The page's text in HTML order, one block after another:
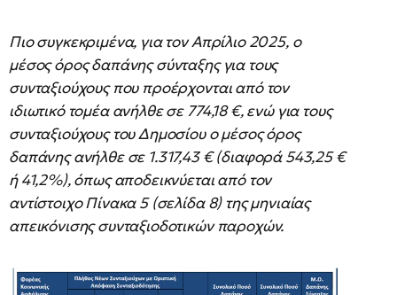
Πιο συγκεκριμένα, για τον Απρίλιο 2025, ο
μέσος όρος δαπάνης σύνταξης για τους
συνταξιούχους που προέρχονται από τον
ιδιωτικό τομέα ανήλθε σε 774,18 €, ενώ για τους
συνταξιούχους του Δημοσίου ο μέσος όρος
δαπάνης ανήλθε σε 1.317,43 € (διαφορά 543,25 €
ή 41,2%), όπως αποδεικνύεται από τον
αντίστοιχο Πίνακα 5 (σελίδα 8) της μηνιαίας
απεικόνισης συνταξιοδοτικών παροχών.